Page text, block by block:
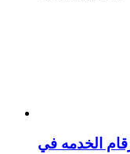
الخدمه في